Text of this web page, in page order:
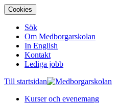
Cookies
Sök
Om Medborgarskolan
In English
Kontakt
Lediga jobb
Till startsidan
Kurser och evenemang